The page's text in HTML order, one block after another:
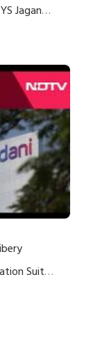
Jagan
Suit